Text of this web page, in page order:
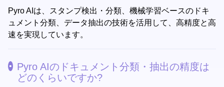
Pyro AIは、スタンプ検出・分類、機械学習ベースのドキ
ュメント分類、データ抽出の技術を活用して、高精度と高
速を実現しています。
Pyro AIのドキュメント分類・抽出の精度は
どのくらいですか?